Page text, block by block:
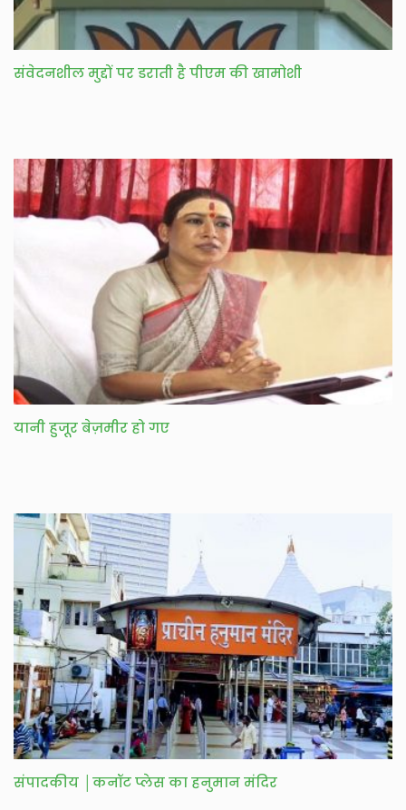
संवेदनशील मुद्दों पर डराती है पीएम की खामोशी
यानी हुजू़र बेज़मीर हो गए
संपादकीय │कनॉट प्लेस का हनुमान मंदिर